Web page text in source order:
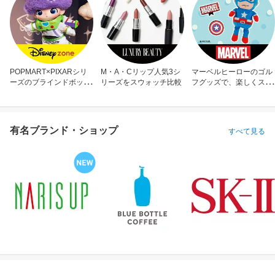
POPMART×PIXARシリ
ーズのブラインドボック
M・A・Cリップ人気3シ
リーズをスウォッチ比較
マーベルヒーローのゴル
フグッズで、楽しくスコ
有名ブランド・ショップ すべて見る